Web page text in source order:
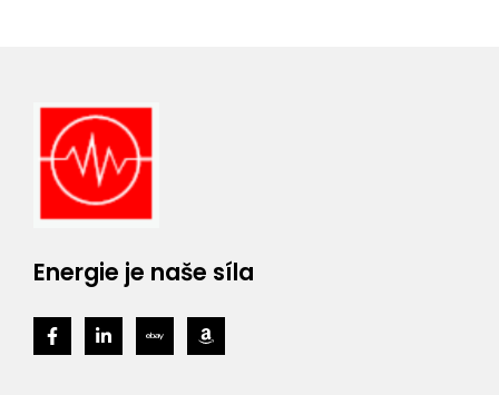
Energie je naše síla